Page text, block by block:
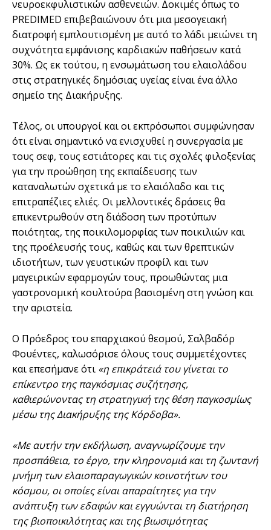
νευροεκφυλιστικών ασθενειών. Δοκιμές όπως το
PREDIMED επιβεβαιώνουν ότι μια μεσογειακή
διατροφή εμπλουτισμένη με αυτό το λάδι μειώνει τη
συχνότητα εμφάνισης καρδιακών παθήσεων κατά
30%. Ως εκ τούτου, η ενσωμάτωση του ελαιολάδου
στις στρατηγικές δημόσιας υγείας είναι ένα άλλο
σημείο της Διακήρυξης.
Τέλος, οι υπουργοί και οι εκπρόσωποι συμφώνησαν
ότι είναι σημαντικό να ενισχυθεί η συνεργασία με
τους σεφ, τους εστιάτορες και τις σχολές φιλοξενίας
για την προώθηση της εκπαίδευσης των
καταναλωτών σχετικά με το ελαιόλαδο και τις
επιτραπέζιες ελιές. Οι μελλοντικές δράσεις θα
επικεντρωθούν στη διάδοση των προτύπων
ποιότητας, της ποικιλομορφίας των ποικιλιών και
της προέλευσής τους, καθώς και των θρεπτικών
ιδιοτήτων, των γευστικών προφίλ και των
μαγειρικών εφαρμογών τους, προωθώντας μια
γαστρονομική κουλτούρα βασισμένη στη γνώση και
την αριστεία.
Ο Πρόεδρος του επαρχιακού θεσμού, Σαλβαδόρ
Φουέντες, καλωσόρισε όλους τους συμμετέχοντες
και επεσήμανε ότι «η επικράτειά του γίνεται το
επίκεντρο της παγκόσμιας συζήτησης,
καθιερώνοντας τη στρατηγική της θέση παγκοσμίως
μέσω της Διακήρυξης της Κόρδοβα».
«Με αυτήν την εκδήλωση, αναγνωρίζουμε την
προσπάθεια, το έργο, την κληρονομιά και τη ζωντανή
μνήμη των ελαιοπαραγωγικών κοινοτήτων του
κόσμου, οι οποίες είναι απαραίτητες για την
ανάπτυξη των εδαφών και εγγυώνται τη διατήρηση
της βιοποικιλότητας και της βιωσιμότητας